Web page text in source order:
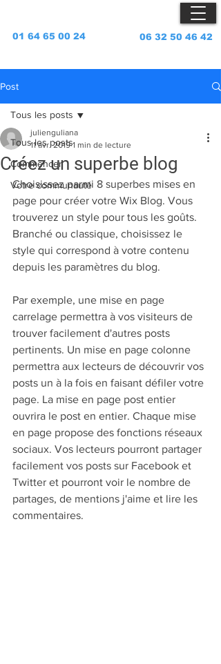
01 64 65 00 24 06 32 50 46 42
Post
Tous les posts
Commencer
Votre communauté
Tous les posts
Créez un superbe blog
julienguliana
11 avr. 2019 1 min de lecture
Choisissez parmi 8 superbes mises en
page pour créer votre Wix Blog. Vous
trouverez un style pour tous les goûts.
Branché ou classique, choisissez le
style qui correspond à votre contenu
depuis les paramètres du blog.
Par exemple, une mise en page
carrelage permettra à vos visiteurs de
trouver facilement d'autres posts
pertinents. Un mise en page colonne
permettra aux lecteurs de découvrir vos
posts un à la fois en faisant défiler votre
page. La mise en page post entier
ouvrira le post en entier. Chaque mise
en page propose des fonctions réseaux
sociaux. Vos lecteurs pourront partager
facilement vos posts sur Facebook et
Twitter et pourront voir le nombre de
partages, de mentions j'aime et lire les
commentaires.